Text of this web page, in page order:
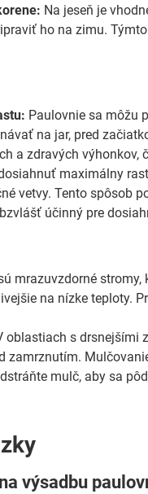
Na jeseň je
ho na zimu.
Paulovnie sa môžu
na jar, pred
a zdravých výhonkov,
maximálny
vetvy. Tento spôsob
účinný pre
mrazuvzdorné
na nízke teploty.
oblastiach s drsnejšími
zamrznutím.
mulč, aby sa
výsadbu